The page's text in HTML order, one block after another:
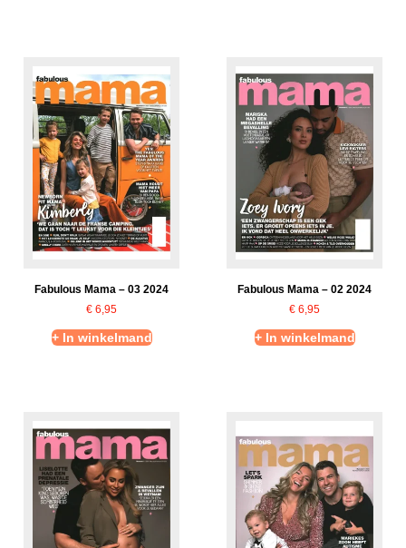
Fabulous Mama – 03 2024
€ 6,95
+ In winkelmand
Fabulous Mama – 02 2024
€ 6,95
+ In winkelmand